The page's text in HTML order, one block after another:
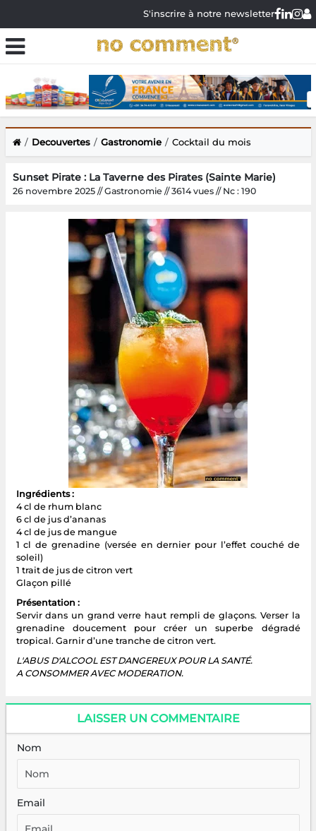
S'inscrire à notre newsletter
Decouvertes Gastronomie Cocktail du mois
Sunset Pirate : La Taverne des Pirates (Sainte Marie)
26 novembre 2025 // Gastronomie // 3614 vues // Nc : 190
Ingrédients :
4 cl de rhum blanc
6 cl de jus d’ananas
4 cl de jus de mangue
1 cl de grenadine (versée en dernier pour l’effet couché de
soleil)
1 trait de jus de citron vert
Glaçon pillé
Présentation :
Servir dans un grand verre haut rempli de glaçons. Verser la
grenadine doucement pour créer un superbe dégradé
tropical. Garnir d’une tranche de citron vert.
L'ABUS D'ALCOOL EST DANGEREUX POUR LA SANTÉ.
A CONSOMMER AVEC MODERATION.
LAISSER UN COMMENTAIRE
Nom
Email